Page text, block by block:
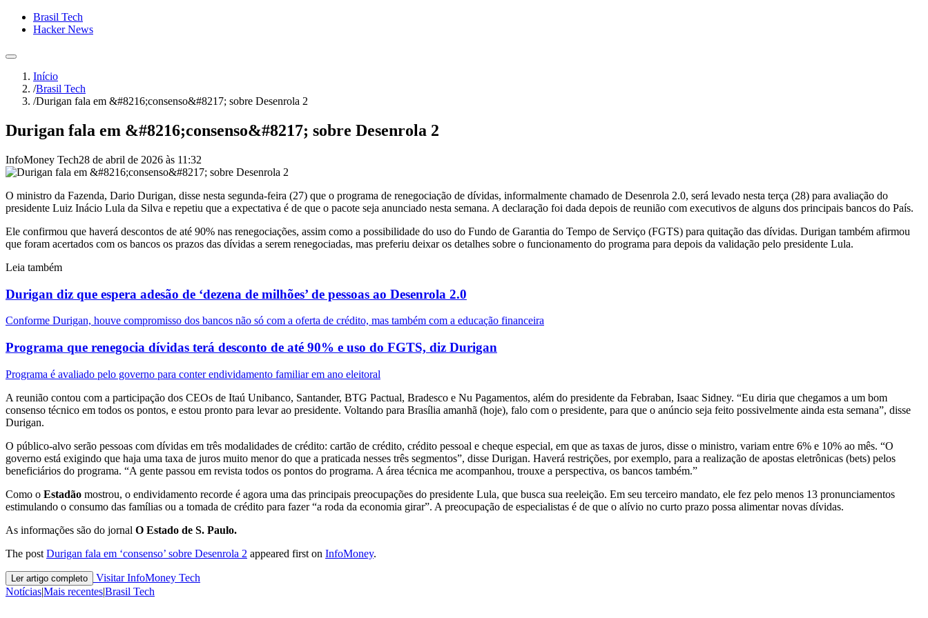
Brasil Tech
Hacker News
Início
/Brasil Tech
/Durigan fala em &#8216;consenso&#8217; sobre Desenrola 2
Durigan fala em &#8216;consenso&#8217; sobre Desenrola 2
InfoMoney Tech28 de abril de 2026 às 11:32
O ministro da Fazenda, Dario Durigan, disse nesta segunda-feira (27) que o programa de renegociação de dívidas, informalmente chamado de Desenrola 2.0, será levado nesta terça (28) para avaliação do
presidente Luiz Inácio Lula da Silva e repetiu que a expectativa é de que o pacote seja anunciado nesta semana. A declaração foi dada depois de reunião com executivos de alguns dos principais bancos do País.
Ele confirmou que haverá descontos de até 90% nas renegociações, assim como a possibilidade do uso do Fundo de Garantia do Tempo de Serviço (FGTS) para quitação das dívidas. Durigan também afirmou
que foram acertados com os bancos os prazos das dívidas a serem renegociadas, mas preferiu deixar os detalhes sobre o funcionamento do programa para depois da validação pelo presidente Lula.
Leia também
Durigan diz que espera adesão de ‘dezena de milhões’ de pessoas ao Desenrola 2.0
Conforme Durigan, houve compromisso dos bancos não só com a oferta de crédito, mas também com a educação financeira
Programa que renegocia dívidas terá desconto de até 90% e uso do FGTS, diz Durigan
Programa é avaliado pelo governo para conter endividamento familiar em ano eleitoral
A reunião contou com a participação dos CEOs de Itaú Unibanco, Santander, BTG Pactual, Bradesco e Nu Pagamentos, além do presidente da Febraban, Isaac Sidney. “Eu diria que chegamos a um bom
consenso técnico em todos os pontos, e estou pronto para levar ao presidente. Voltando para Brasília amanhã (hoje), falo com o presidente, para que o anúncio seja feito possivelmente ainda esta semana”, disse
Durigan.
O público-alvo serão pessoas com dívidas em três modalidades de crédito: cartão de crédito, crédito pessoal e cheque especial, em que as taxas de juros, disse o ministro, variam entre 6% e 10% ao mês. “O
governo está exigindo que haja uma taxa de juros muito menor do que a praticada nesses três segmentos”, disse Durigan. Haverá restrições, por exemplo, para a realização de apostas eletrônicas (bets) pelos
beneficiários do programa. “A gente passou em revista todos os pontos do programa. A área técnica me acompanhou, trouxe a perspectiva, os bancos também.”
Como o Estadão mostrou, o endividamento recorde é agora uma das principais preocupações do presidente Lula, que busca sua reeleição. Em seu terceiro mandato, ele fez pelo menos 13 pronunciamentos
estimulando o consumo das famílias ou a tomada de crédito para fazer “a roda da economia girar”. A preocupação de especialistas é de que o alívio no curto prazo possa alimentar novas dívidas.
As informações são do jornal O Estado de S. Paulo.
The post Durigan fala em ‘consenso’ sobre Desenrola 2 appeared first on InfoMoney.
Ler artigo completo
Visitar InfoMoney Tech
Notícias|Mais recentes|Brasil Tech